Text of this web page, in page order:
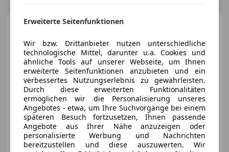
Audi Q3
€ 25 490
02/2021 113 135 km Diesel
110 kW (150 PS)
Erweiterte Seitenfunktionen
Wir bzw. Drittanbieter nutzen unterschiedliche
technologische Mittel, darunter u.a. Cookies und
ähnliche Tools auf unserer Webseite, um Ihnen
erweiterte Seitenfunktionen anzubieten und ein
verbessertes Nutzungserlebnis zu gewährleisten.
Durch diese erweiterten Funktionalitäten
ermöglichen wir die Personalisierung unseres
Angebotes - etwa, um Ihre Suchvorgänge bei einem
späteren Besuch fortzusetzen, Ihnen passende
Angebote aus Ihrer Nähe anzuzeigen oder
personalisierte Werbung und Nachrichten
bereitzustellen und diese auszuwerten. Wir